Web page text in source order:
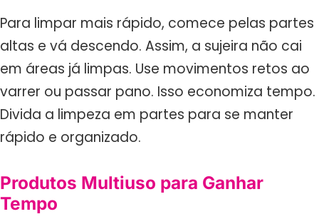
Para limpar mais rápido, comece pelas partes
altas e vá descendo. Assim, a sujeira não cai
em áreas já limpas. Use movimentos retos ao
varrer ou passar pano. Isso economiza tempo.
Divida a limpeza em partes para se manter
rápido e organizado.
Produtos Multiuso para Ganhar
Tempo